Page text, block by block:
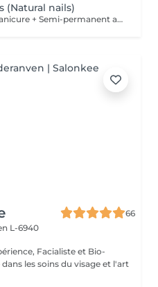
(Natural nails)
(Application on natural nails) Manicure + Semi-permanent application
66
L-6940
Facialiste et Bio-
les soins du visage et l'art